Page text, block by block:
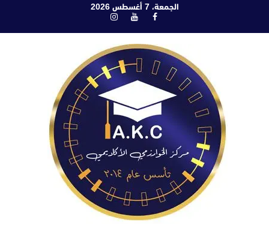
الجمعة، 7 أغسطس 2026
فيسبوكيوتيوبانستغرام